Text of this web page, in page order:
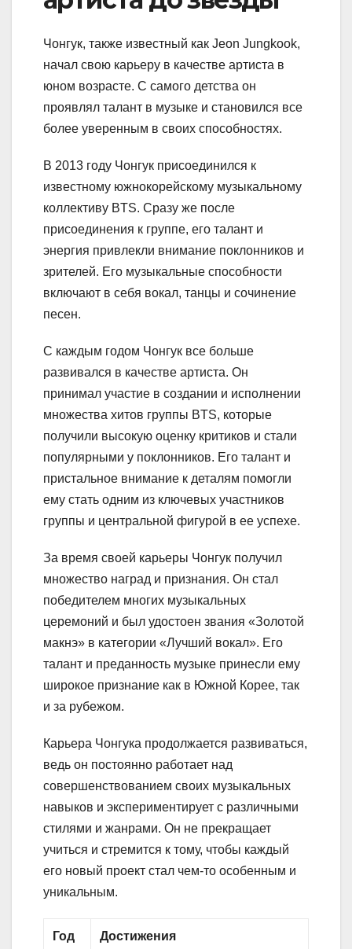
Чонгук, также известный как Jeon Jungkook,
начал свою карьеру в качестве артиста в
юном возрасте. С самого детства он
проявлял талант в музыке и становился все
более уверенным в своих способностях.
В 2013 году Чонгук присоединился к
известному южнокорейскому музыкальному
коллективу BTS. Сразу же после
присоединения к группе, его талант и
энергия привлекли внимание поклонников и
зрителей. Его музыкальные способности
включают в себя вокал, танцы и сочинение
песен.
С каждым годом Чонгук все больше
развивался в качестве артиста. Он
принимал участие в создании и исполнении
множества хитов группы BTS, которые
получили высокую оценку критиков и стали
популярными у поклонников. Его талант и
пристальное внимание к деталям помогли
ему стать одним из ключевых участников
группы и центральной фигурой в ее успехе.
За время своей карьеры Чонгук получил
множество наград и признания. Он стал
победителем многих музыкальных
церемоний и был удостоен звания «Золотой
макнэ» в категории «Лучший вокал». Его
талант и преданность музыке принесли ему
широкое признание как в Южной Корее, так
и за рубежом.
Карьера Чонгука продолжается развиваться,
ведь он постоянно работает над
совершенствованием своих музыкальных
навыков и экспериментирует с различными
стилями и жанрами. Он не прекращает
учиться и стремится к тому, чтобы каждый
его новый проект стал чем-то особенным и
уникальным.
Год Достижения